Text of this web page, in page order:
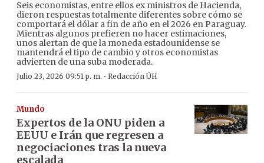
Seis economistas, entre ellos ex ministros de Hacienda,
dieron respuestas totalmente diferentes sobre cómo se
comportará el dólar a fin de año en el 2026 en Paraguay.
Mientras algunos prefieren no hacer estimaciones,
unos alertan de que la moneda estadounidense se
mantendrá el tipo de cambio y otros economistas
advierten de una suba moderada.
Julio 23, 2026 09:51 p. m. · Redacción ÚH
Mundo
Expertos de la ONU piden a
EEUU e Irán que regresen a
negociaciones tras la nueva
escalada